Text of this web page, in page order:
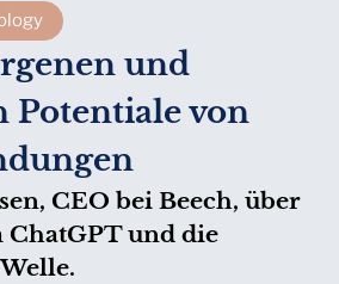
und
Potentiale von
CEO bei Beech, über
ChatGPT und die